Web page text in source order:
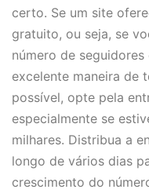
certo. Se um site
gratuito, ou seja, se
número de
excelente maneira de
possível, opte pela
especialmente se
milhares. Distribua a
longo de vários dias
crescimento do